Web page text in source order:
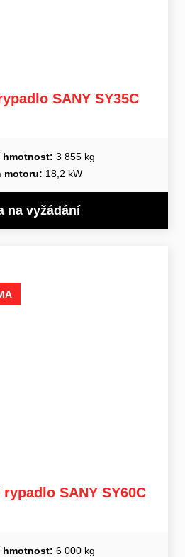
SANY SY35C
hmotnost: 3 855 kg
motoru: 18,2 kW
na vyžádání
SANY SY60C
hmotnost: 6 000 kg